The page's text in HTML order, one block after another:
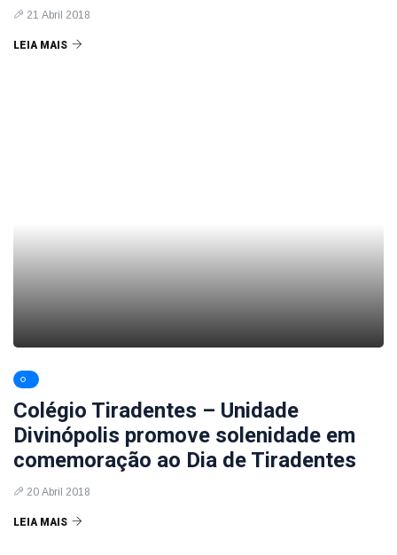
21 Abril 2018
LEIA MAIS
Colégio Tiradentes – Unidade
Divinópolis promove solenidade em
comemoração ao Dia de Tiradentes
20 Abril 2018
LEIA MAIS